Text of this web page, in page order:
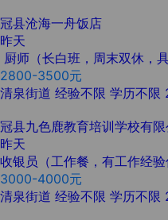
冠县沧海一舟饭店
昨天
厨师（长白班，周末双休，
2800-3500元
清泉街道 经验不限 学历不限
冠县九色鹿教育培训学校有限
昨天
收银员（工作餐，有工作经验
3000-4000元
清泉街道 经验不限 学历不限